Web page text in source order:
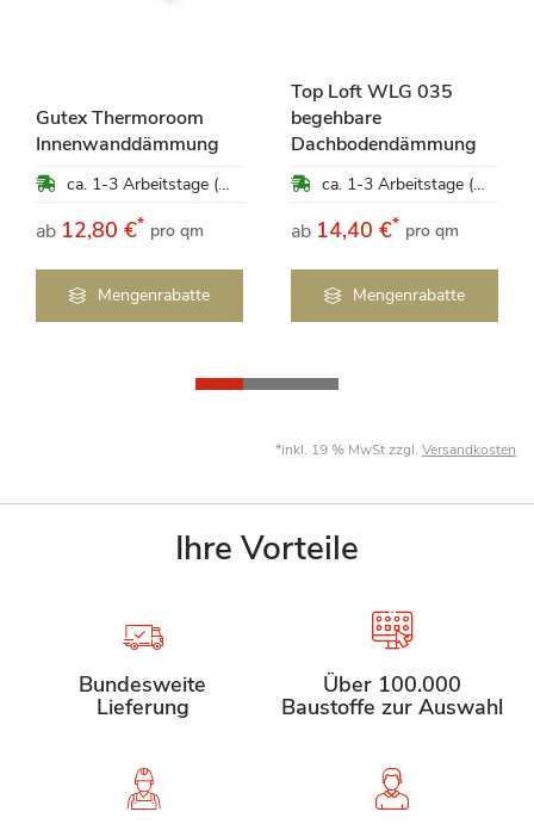
Gutex Thermoroom
Innenwanddämmung
ca. 1-3 Arbeitstage (Mo-Fr)
ab 12,80 €* pro qm
Mengenrabatte
Top Loft WLG 035
begehbare
Dachbodendämmung
ca. 1-3 Arbeitstage (Mo-Fr)
ab 14,40 €* pro qm
Mengenrabatte
*inkl. 19 % MwSt zzgl. Versandkosten
Ihre Vorteile
Bundesweite
Lieferung
Über 100.000
Baustoffe zur Auswahl